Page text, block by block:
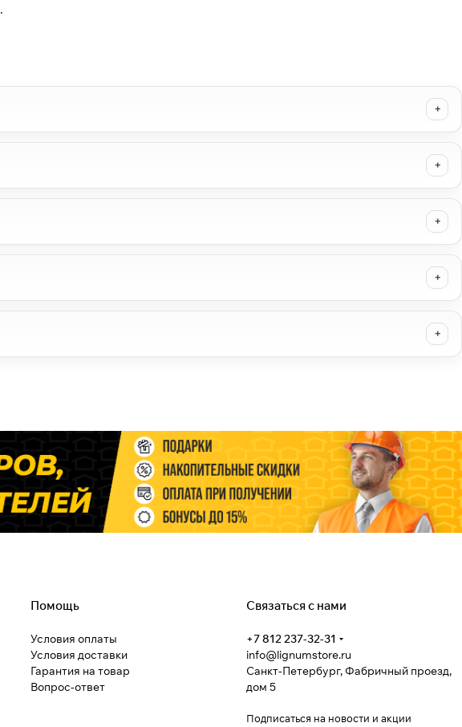
.
Помощь
Условия оплаты
Условия доставки
Гарантия на товар
Вопрос-ответ
Связаться с нами
+7 812 237-32-31
info@lignumstore.ru
Санкт-Петербург, Фабричный проезд,
дом 5
Подписаться на новости и акции